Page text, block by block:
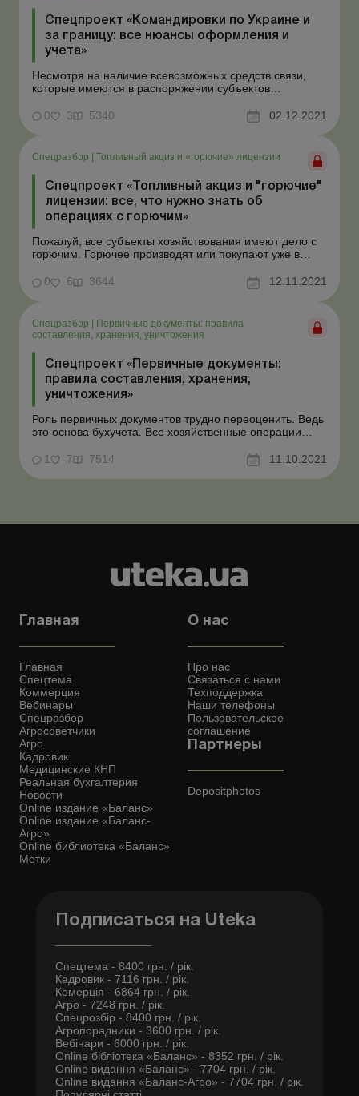
Спецпроект «Командировки по Украине и
за границу: все нюансы оформления и
учета»
Несмотря на наличие всевозможных средств связи,
которые имеются в распоряжении субъектов
осуществлении хоздеятельности не обойтись без
общения с контрагентами вживую. Именно для таких
случаев и предназначены служебные командировки –
поездки наемных раб...
0 3 5340 02.12.2021
Спецразбор Топливный акциз и «горючие» лицензии
Спецпроект «Топливный акциз и "горючие"
лицензии: все, что нужно знать об
операциях с горючим»
Пожалуй, все субъекты хозяйствования имеют дело с
горючим. Горючее производят или покупают уже в
свои транспортные средства. Однако этим весь спектр
операций с горючим не ограничивается. Ведь для того
чтобы использовать горючее, его приходится иногда
с...
0 6 3644 12.11.2021
Спецразбор | Первичные документы: правила
составления, хранения, уничтожения
Спецпроект «Первичные документы:
правила составления, хранения,
уничтожения»
Роль первичных документов трудно переоценить. Ведь
это основа бухучета. Все хозяйственные операции
первичных документов ведется и налоговый учет,
поскольку именно они подтверждают данные,
указанные в налоговой отчетности. Неудивительно, что
1 7 7514 11.10.2021
Главная
Главная
Спецтема
Коммерция
Вебинары
Спецразбор
Агросоветчики
Агро
Кадровик
Медицинские КНП
Реальная бухгалтерия
Новости
Online издание «Баланс»
Online издание «Баланс-
Агро»
Online библиотека «Баланс»
Метки
О нас
Про нас
Связаться с нами
Техподдержка
Наши телефоны
Пользовательское
соглашение
Партнеры
Depositphotos
Подписаться на Uteka
Спецтема - 8400 грн. / рік.
Кадровик - 7116 грн. / рік.
Комерція - 6864 грн. / рік.
Агро - 7248 грн. / рік.
Спецрозбір - 8400 грн. / рік.
Агропорадники - 3600 грн. / рік.
Вебінари - 6000 грн. / рік.
Online бібліотека «Баланс» - 8352 грн. / рік.
Online видання «Баланс» - 7704 грн. / рік.
Online видання «Баланс-Агро» - 7704 грн. / рік.